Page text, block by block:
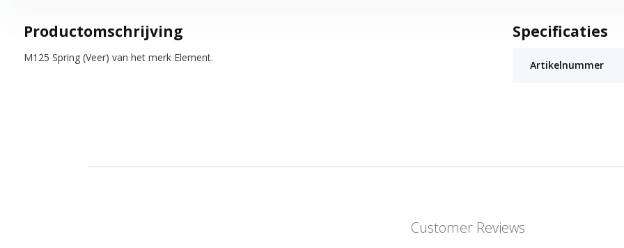
Productomschrijving
M125 Spring (Veer) van het merk Element.
Specificaties
Artikelnummer
Customer Reviews